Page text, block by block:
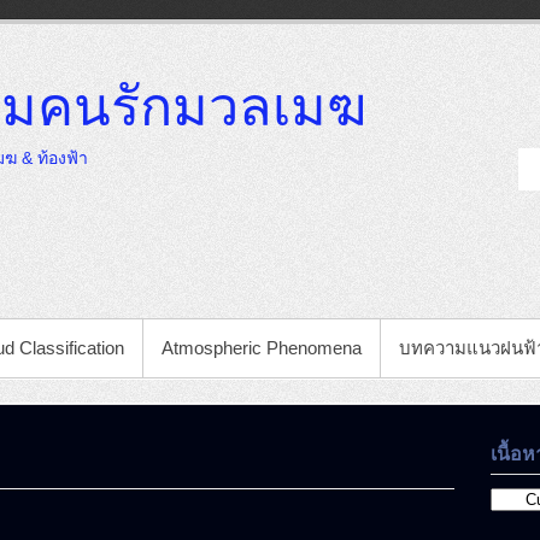
คนรักมวลเมฆ
& ท้องฟ้า
Classification Atmospheric Phenomena บทความแนวฝนฟ้
เนื้อ
เนื้อหา